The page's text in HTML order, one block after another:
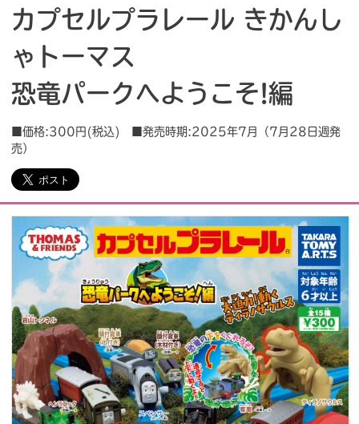
SUPPORT
プレスリリース よくあるご質問
ビジネスのお客様
閉じる
カプセルプラレール きかんし
ゃトーマス
恐竜パークへようこそ!編
■価格:300円(税込) ■発売時期:2025年7月（7月28日週発
売）